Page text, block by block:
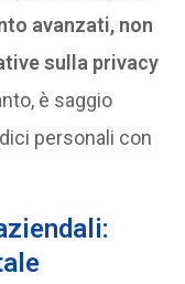
avanzati, non
sulla privacy
è saggio
personali con